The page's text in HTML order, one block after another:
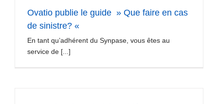
Ovatio publie le guide » Que faire en cas
de sinistre? «
En tant qu’adhérent du Synpase, vous êtes au
service de [...]